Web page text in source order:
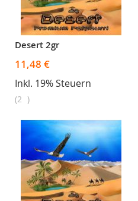
Desert 2gr
11,48 €
Inkl. 19% Steuern
2